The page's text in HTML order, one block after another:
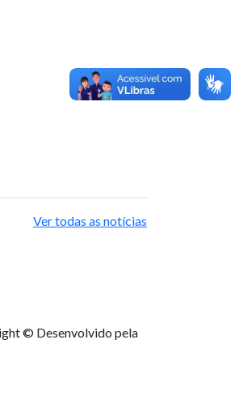
Ver todas as notícias
© Desenvolvido pela